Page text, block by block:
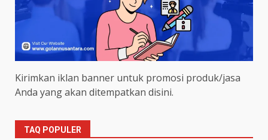
Kirimkan iklan banner untuk promosi produk/jasa
Anda yang akan ditempatkan disini.
TAQ POPULER